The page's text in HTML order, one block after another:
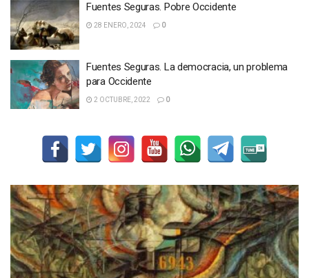
Fuentes Seguras. Pobre Occidente
28 ENERO, 2024 0
Fuentes Seguras. La democracia, un problema
para Occidente
2 OCTUBRE, 2022 0